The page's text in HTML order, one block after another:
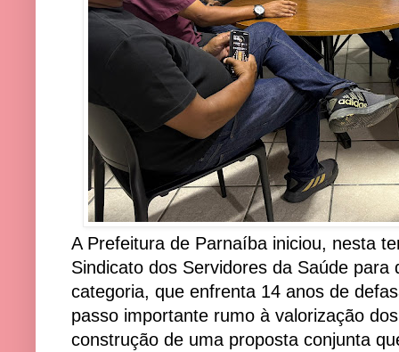
A Prefeitura de Parnaíba iniciou, nesta
Sindicato dos Servidores da Saúde para
categoria, que enfrenta 14 anos de
passo importante rumo à valorização
construção de uma proposta conjunta